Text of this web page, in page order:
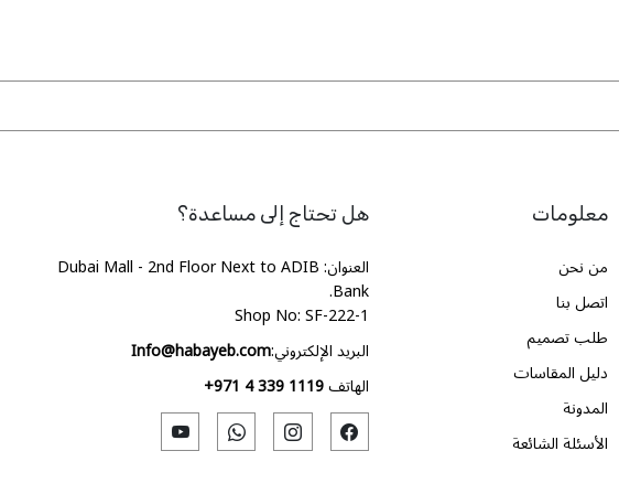
معلومات
من نحن
اتصل بنا
طلب تصميم
دليل المقاسات
المدونة
الأسئلة الشائعة
هل تحتاج إلى مساعدة؟
العنوان: Dubai Mall - 2nd Floor Next to ADIB
Bank.
Shop No: SF-222-1
البريد الإلكتروني:Info@habayeb.com
الهاتف+971 4 339 1119